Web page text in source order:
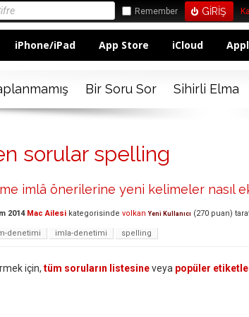
Remember
iPhone/iPad App Store iCloud
Bir Soru Sor Sihirli Elma
sorular spelling
imlâ önerilerine yeni kelimeler nasıl
2014 Mac Ailesi kategorisinde volkan Yeni Kullanıcı (270 puan)
denetimi imla-denetimi spelling
için, tüm soruların listesineveya popüler